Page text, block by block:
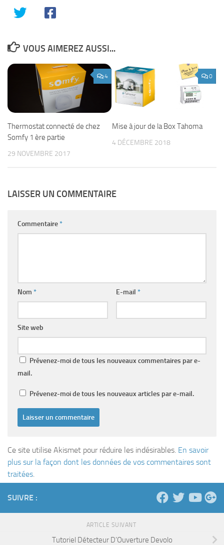
VOUS AIMEREZ AUSSI...
4
Thermostat connecté de chez
Somfy 1 ère partie
29 NOVEMBRE 2017
0
Mise à jour de la Box Tahoma
4 DÉCEMBRE 2018
LAISSER UN COMMENTAIRE
Commentaire*
Nom * E-mail *
Site web
Prévenez-moi de tous les nouveaux commentaires par e-
mail.
Prévenez-moi de tous les nouveaux articles par e-mail.
Ce site utilise Akismet pour réduire les indésirables. En savoir
plus sur la façon dont les données de vos commentaires sont
traitées.
SUIVRE :
ARTICLE SUIVANT
Tutoriel Détecteur D’Ouverture Devolo